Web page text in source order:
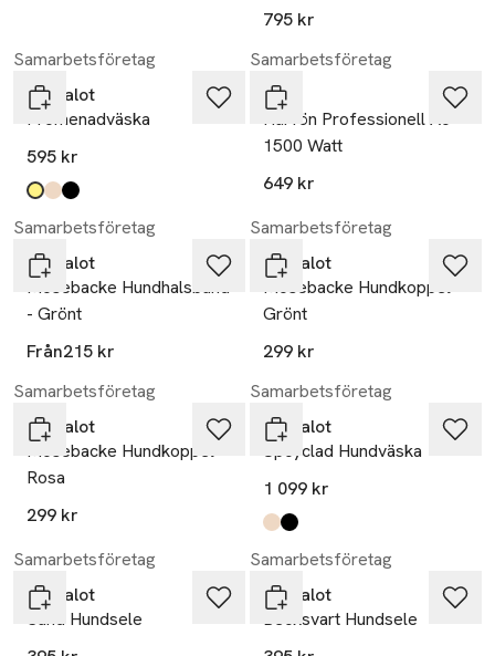
795 kr
Samarbetsföretag
Barkalot
Promenadväska
595 kr
Produkten finns i färgerna:
hi-vis yellow
sand,
black,
Samarbetsföretag
Wahl
Hårfön Professionell Ac
1500 Watt
649 kr
Samarbetsföretag
Barkalot
Mosebacke Hundhalsband
- Grönt
Från215 kr
Samarbetsföretag
Barkalot
Mosebacke Hundkoppel -
Grönt
299 kr
Samarbetsföretag
Barkalot
Mosebacke Hundkoppel -
Rosa
299 kr
Samarbetsföretag
Barkalot
Upcyclad Hundväska
1 099 kr
Produkten finns i färgerna:
sand
black
Samarbetsföretag
Barkalot
Sand Hundsele
Samarbetsföretag
Barkalot
Becksvart Hundsele